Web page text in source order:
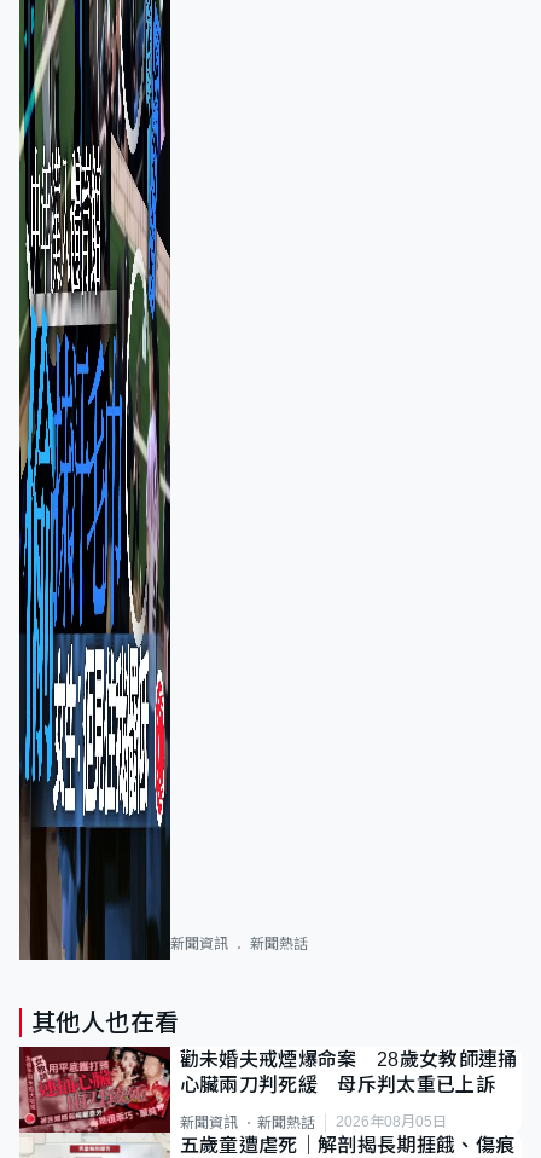
新聞資訊 新聞熱話
其他人也在看
勸未婚夫戒煙爆命案 28歲女教師連捅
心臟兩刀判死緩 母斥判太重已上訴
新聞資訊 新聞熱話 2026年08月05日
五歲童遭虐死｜解剖揭長期捱餓、傷痕